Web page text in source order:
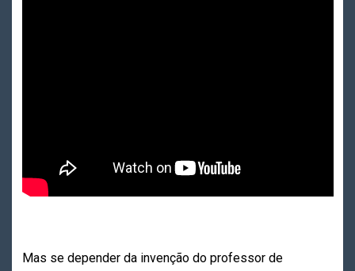
Mas se depender da invenção do professor de